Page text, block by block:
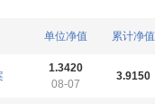
单位净值 累计净值
1.3420
08-07
3.9150